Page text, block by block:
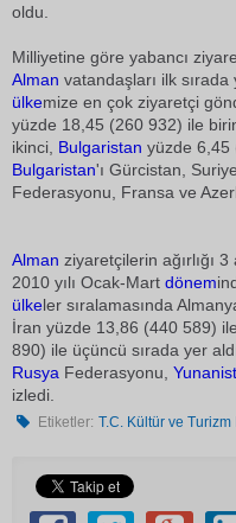
oldu.
Milliyetine göre yabancı
Alman vatandaşları ilk
ülkemize en çok ziyaretçi
yüzde 18,45 (260 932) ile
ikinci, Bulgaristan yüzde 6,45
Bulgaristan'ı Gürcistan,
Federasyonu, Fransa ve
Alman ziyaretçilerin ağırlığı 3
2010 yılı Ocak-Mart dönem
ülkeler sıralamasında
İran yüzde 13,86 (440 589)
890) ile üçüncü sırada yer
Rusya Federasyonu,
izledi.
Etiketler: T.C. Kültür ve Turizm